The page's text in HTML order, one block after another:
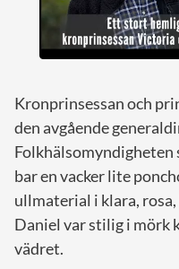
Kronprinsessan och
den avgående
bar en vacker lite
ullmaterial i klara,
Daniel var stilig i mörk
vädret.